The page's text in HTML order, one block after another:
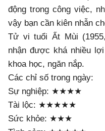
động trong công việc,
vậy bạn cần kiên nhẫn
Tử vi tuổi Ất Mùi
nhận được khá nhiều
khoa học, ngăn nắp.
Các chỉ số trong ngày:
Sự nghiệp: ★★★★
Tài lộc: ★★★★★
Sức khỏe: ★★★